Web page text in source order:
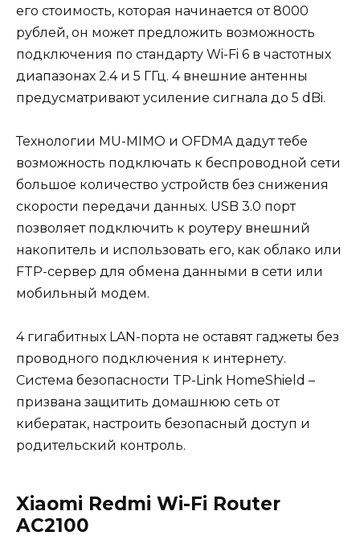
его стоимость, которая начинается от 8000
рублей, он может предложить возможность
подключения по стандарту Wi-Fi 6 в частотных
диапазонах 2.4 и 5 ГГц. 4 внешние антенны
предусматривают усиление сигнала до 5 dBi.
Технологии MU-MIMO и OFDMA дадут тебе
возможность подключать к беспроводной сети
большое количество устройств без снижения
скорости передачи данных. USB 3.0 порт
позволяет подключить к роутеру внешний
накопитель и использовать его, как облако или
FTP-сервер для обмена данными в сети или
мобильный модем.
4 гигабитных LAN-порта не оставят гаджеты без
проводного подключения к интернету.
Система безопасности TP-Link HomeShield –
призвана защитить домашнюю сеть от
кибератак, настроить безопасный доступ и
родительский контроль.
Xiaomi Redmi Wi-Fi Router
AC2100